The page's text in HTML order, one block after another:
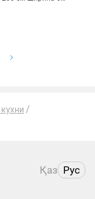
Қаз Рус